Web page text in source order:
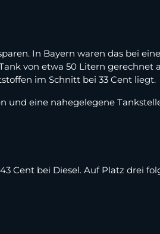
In Bayern waren das bei
von etwa 50 Litern gerechnet
im Schnitt bei 33 Cent liegt.
und eine nahegelegene
Cent bei Diesel. Auf Platz drei